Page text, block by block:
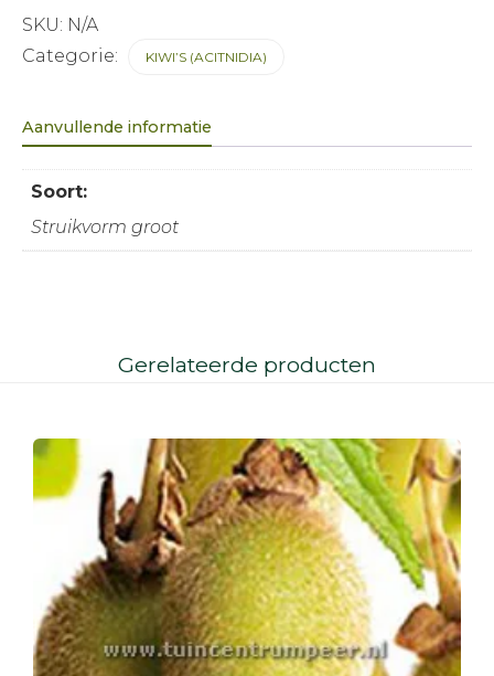
SKU: N/A
Categorie:
KIWI’S (ACITNIDIA)
Aanvullende informatie
Soort:
Struikvorm groot
Gerelateerde producten